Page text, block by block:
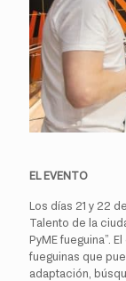
EL EVENTO
Los días 21 y 22
Talento de la
PyME fueguina”.
fueguinas que
adaptación,